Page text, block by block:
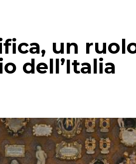
un
dell’Italia